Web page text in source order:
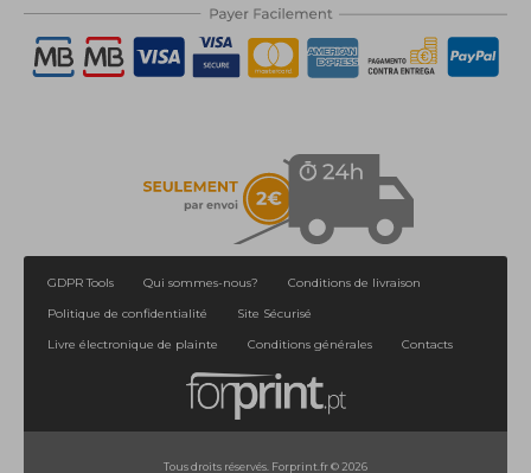
GDPR Tools Qui sommes-nous?
Conditions de livraison
Politique de confidentialité
Site Sécurisé
Livre électronique de plainte
Conditions générales Contacts
Tous droits réservés. Forprint.fr © 2026